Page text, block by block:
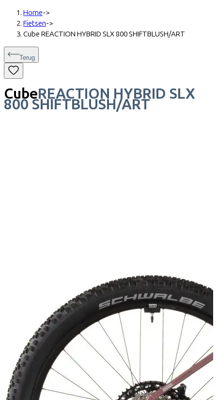
Home->
Fietsen->
Cube REACTION HYBRID SLX 800 SHIFTBLUSH/ART
Terug
CubeREACTION HYBRID SLX
800 SHIFTBLUSH/ART